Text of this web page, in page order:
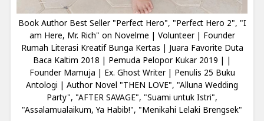
Book Author Best Seller "Perfect Hero", "Perfect Hero 2", "I
am Here, Mr. Rich" on Novelme | Volunteer | Founder
Rumah Literasi Kreatif Bunga Kertas | Juara Favorite Duta
Baca Kaltim 2018 | Pemuda Pelopor Kukar 2019 | |
Founder Mamuja | Ex. Ghost Writer | Penulis 25 Buku
Antologi | Author Novel "THEN LOVE", "Alluna Wedding
Party", "AFTER SAVAGE", "Suami untuk Istri",
"Assalamualaikum, Ya Habib!", "Menikahi Lelaki Brengsek"